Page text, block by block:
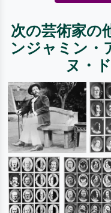
次の芸術家の
ンジャミン・
ヌ・